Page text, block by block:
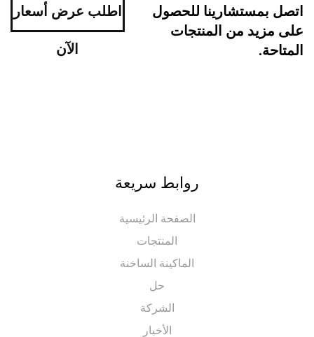
بمستشارينا للحصول
مزيد من المنتجات
اطلب عرض أسعار
روابط سريعة
الصفحة الرئيسية
المنتجات
الماكينة الساخنة
الشركة